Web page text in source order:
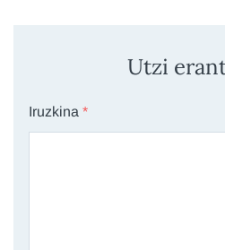
Utzi
Iruzkina *